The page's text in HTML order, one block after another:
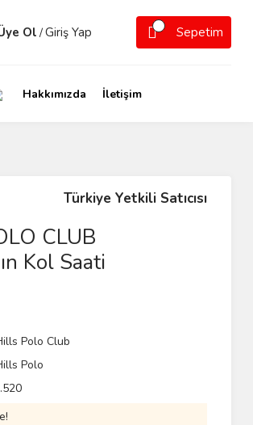
Ol /Giriş Yap Sepetim
Hakkımızda İletişim
Türkiye Yetkili Satıcısı
CLUB
Kol Saati
Polo Club
Polo